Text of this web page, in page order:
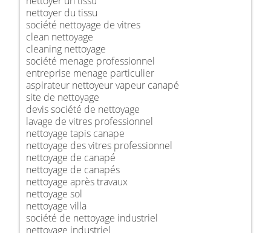
nettoyer du tissu
société nettoyage de vitres
clean nettoyage
cleaning nettoyage
société menage professionnel
entreprise menage particulier
aspirateur nettoyeur vapeur canapé
site de nettoyage
devis société de nettoyage
lavage de vitres professionnel
nettoyage tapis canape
nettoyage des vitres professionnel
nettoyage de canapé
nettoyage de canapés
nettoyage après travaux
nettoyage sol
nettoyage villa
société de nettoyage industriel
nettoyage industriel